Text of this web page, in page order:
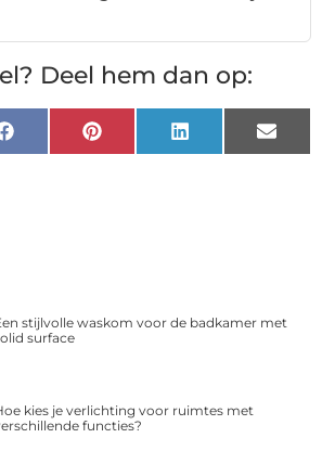
Deel hem dan op:
FacebookPinterest LinkedIn Email
stijlvolle waskom voor de badkamer met
surface
kies je verlichting voor ruimtes met
functies?